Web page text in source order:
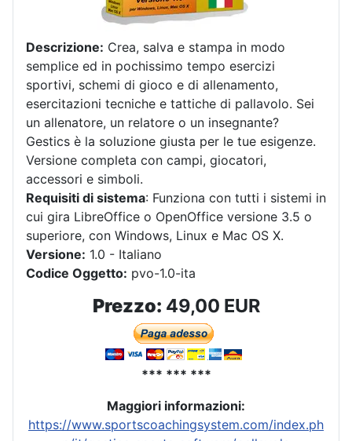
Descrizione: Crea, salva e stampa in modo
semplice ed in pochissimo tempo esercizi
sportivi, schemi di gioco e di allenamento,
esercitazioni tecniche e tattiche di pallavolo. Sei
un allenatore, un relatore o un insegnante?
Gestics è la soluzione giusta per le tue esigenze.
Versione completa con campi, giocatori,
accessori e simboli.
Requisiti di sistema: Funziona con tutti i sistemi in
cui gira LibreOffice o OpenOffice versione 3.5 o
superiore, con Windows, Linux e Mac OS X.
Versione: 1.0 - Italiano
Codice Oggetto: pvo-1.0-ita
Prezzo: 49,00 EUR
*** *** ***
Maggiori informazioni:
https://www.sportscoachingsystem.com/index.ph